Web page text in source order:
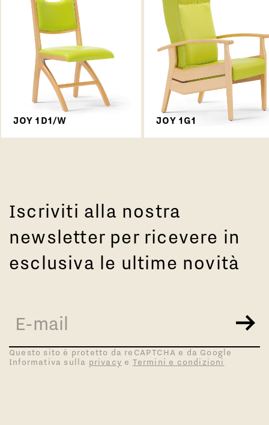
JOY 1D1/W JOY 1G1
Iscriviti alla nostra
newsletter per ricevere in
esclusiva le ultime novità
Questo sito è protetto da reCAPTCHA e da Google
Informativa sulla privacy e Termini e condizioni